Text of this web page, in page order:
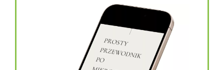
topinambur w kapsułkach